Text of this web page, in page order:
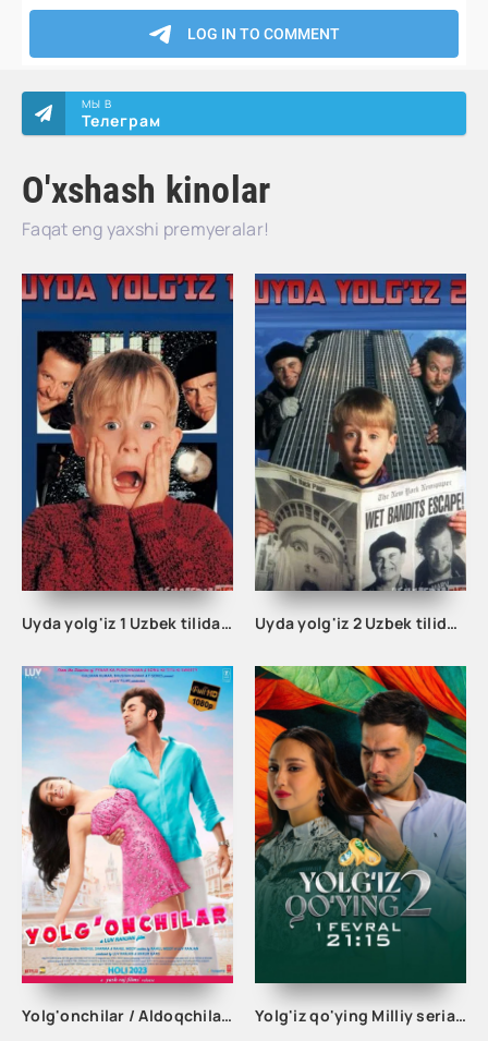
O'xshash kinolar
Faqat eng yaxshi premyeralar!
МЫ В
Телеграм
Uyda yolg'iz 1 Uzbek tilida 1990 O'zbek tarjima kino Full HD skachat Uyda yolg'iz 2 Uzbek tilida 1992 O'zbek tarjima kino Full HD skachat
Yolg'onchilar / Aldoqchilar Hind kino Uzbek tilida 2023 O'zbekcha tarjima kino Yolg'iz qo'ying Milliy serial 1-2 Fasil